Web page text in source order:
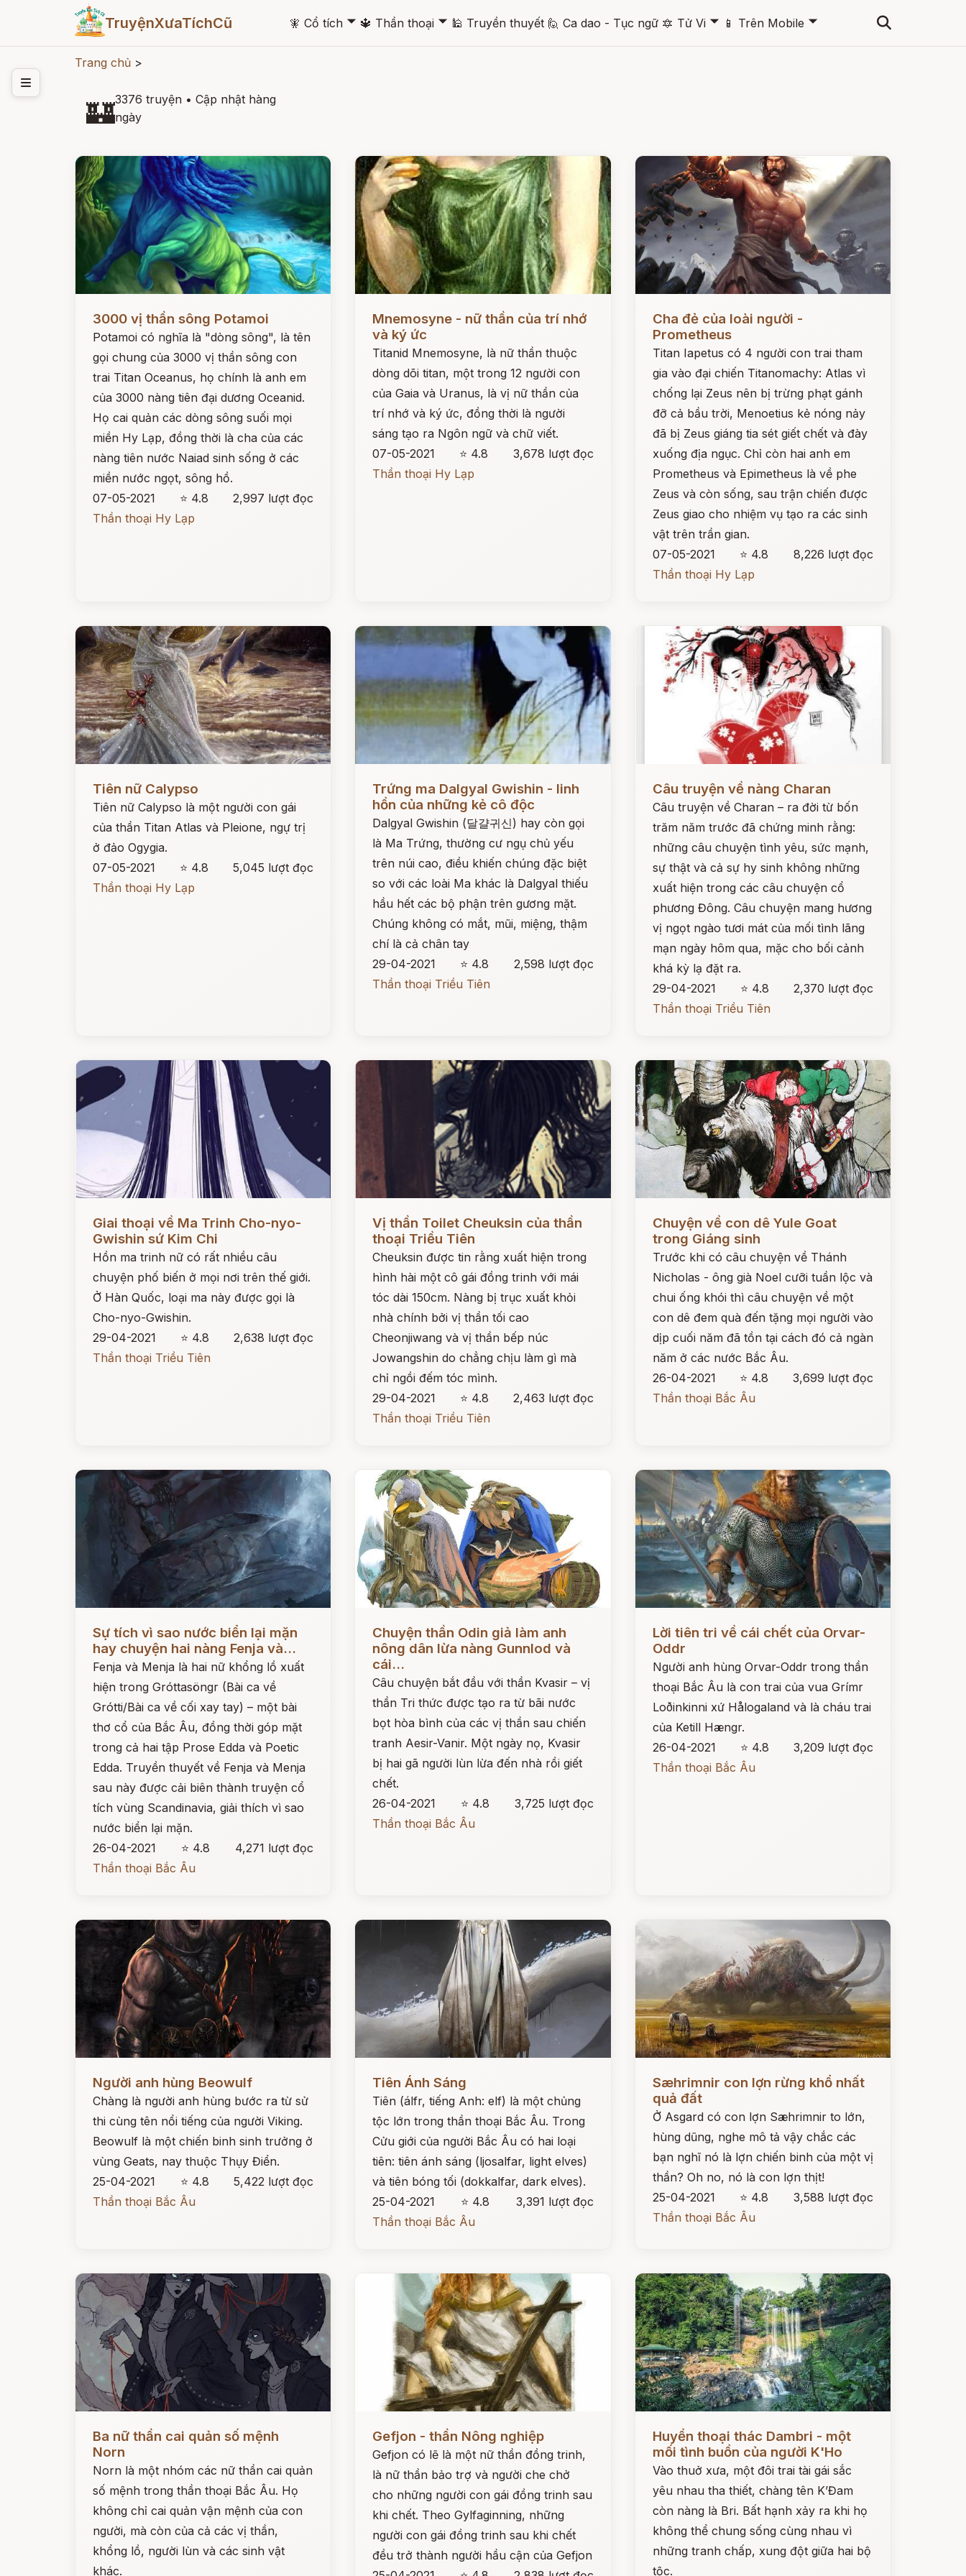
TruyệnXưaTíchCũ 🧚 Cổ tích 🞃 🔱 Thần thoại 🞃 🕌 Truyền thuyết 🙋 Ca dao - Tục ngữ 🔯 Tử Vi 🞃 📱 Trên Mobile 🞃
Trang chủ >
🏰3376 truyện • Cập nhật hàng
ngày
3000 vị thần sông Potamoi
Potamoi có nghĩa là "dòng sông", là tên
gọi chung của 3000 vị thần sông con
trai Titan Oceanus, họ chính là anh em
của 3000 nàng tiên đại dương Oceanid.
Họ cai quản các dòng sông suối mọi
miền Hy Lạp, đồng thời là cha của các
nàng tiên nước Naiad sinh sống ở các
miền nước ngọt, sông hồ.
07-05-2021
⭐ 4.8
2,997 lượt đọc
Thần thoại Hy Lạp
Mnemosyne - nữ thần của trí nhớ
và ký ức
Titanid Mnemosyne, là nữ thần thuộc
dòng dõi titan, một trong 12 người con
của Gaia và Uranus, là vị nữ thần của
trí nhớ và ký ức, đồng thời là người
sáng tạo ra Ngôn ngữ và chữ viết.
07-05-2021
⭐ 4.8
3,678 lượt đọc
Thần thoại Hy Lạp
Cha đẻ của loài người -
Prometheus
Titan Iapetus có 4 người con trai tham
gia vào đại chiến Titanomachy: Atlas vì
chống lại Zeus nên bị trừng phạt gánh
đỡ cả bầu trời, Menoetius kẻ nóng nảy
đã bị Zeus giáng tia sét giết chết và đày
xuống địa ngục. Chỉ còn hai anh em
Prometheus và Epimetheus là về phe
Zeus và còn sống, sau trận chiến được
Zeus giao cho nhiệm vụ tạo ra các sinh
vật trên trần gian.
07-05-2021
⭐ 4.8
8,226 lượt đọc
Thần thoại Hy Lạp
Tiên nữ Calypso
Tiên nữ Calypso là một người con gái
của thần Titan Atlas và Pleione, ngự trị
ở đảo Ogygia.
07-05-2021
⭐ 4.8
5,045 lượt đọc
Thần thoại Hy Lạp
Trứng ma Dalgyal Gwishin - linh
hồn của những kẻ cô độc
Dalgyal Gwishin (달걀귀신) hay còn gọi
là Ma Trứng, thường cư ngụ chủ yếu
trên núi cao, điều khiến chúng đặc biệt
so với các loài Ma khác là Dalgyal thiếu
hầu hết các bộ phận trên gương mặt.
Chúng không có mắt, mũi, miệng, thậm
chí là cả chân tay
29-04-2021
⭐ 4.8
2,598 lượt đọc
Thần thoại Triều Tiên
Câu truyện về nàng Charan
Câu truyện về Charan – ra đời từ bốn
trăm năm trước đã chứng minh rằng:
những câu chuyện tình yêu, sức mạnh,
sự thật và cả sự hy sinh không những
xuất hiện trong các câu chuyện cổ
phương Đông. Câu chuyện mang hương
vị ngọt ngào tươi mát của mối tình lãng
mạn ngày hôm qua, mặc cho bối cảnh
khá kỳ lạ đặt ra.
29-04-2021
⭐ 4.8
2,370 lượt đọc
Thần thoại Triều Tiên
Giai thoại về Ma Trinh Cho-nyo-
Gwishin sứ Kim Chi
Hồn ma trinh nữ có rất nhiều câu
chuyện phố biến ở mọi nơi trên thế giới.
Ở Hàn Quốc, loại ma này được gọi là
Cho-nyo-Gwishin.
29-04-2021
⭐ 4.8
2,638 lượt đọc
Thần thoại Triều Tiên
Đọc ngay
Vị thần Toilet Cheuksin của thần
thoại Triều Tiên
Cheuksin được tin rằng xuất hiện trong
hình hài một cô gái đồng trinh với mái
tóc dài 150cm. Nàng bị trục xuất khỏi
nhà chính bởi vị thần tối cao
Cheonjiwang và vị thần bếp núc
Jowangshin do chẳng chịu làm gì mà
chỉ ngồi đếm tóc mình.
29-04-2021
⭐ 4.8
2,463 lượt đọc
Thần thoại Triều Tiên
Chuyện về con dê Yule Goat
trong Giáng sinh
Trước khi có câu chuyện về Thánh
Nicholas - ông già Noel cưỡi tuần lộc và
chui ống khói thì câu chuyện về một
con dê đem quà đến tặng mọi người vào
dịp cuối năm đã tồn tại cách đó cả ngàn
năm ở các nước Bắc Âu.
26-04-2021
⭐ 4.8
3,699 lượt đọc
Thần thoại Bắc Âu
Sự tích vì sao nước biển lại mặn
hay chuyện hai nàng Fenja và...
Fenja và Menja là hai nữ khổng lồ xuất
hiện trong Gróttasöngr (Bài ca về
Grótti/Bài ca về cối xay tay) – một bài
thơ cổ của Bắc Âu, đồng thời góp mặt
trong cả hai tập Prose Edda và Poetic
Edda. Truyền thuyết về Fenja và Menja
sau này được cải biên thành truyện cổ
tích vùng Scandinavia, giải thích vì sao
nước biển lại mặn.
26-04-2021
⭐ 4.8
4,271 lượt đọc
Thần thoại Bắc Âu
Chuyện thần Odin giả làm anh
nông dân lừa nàng Gunnlod và
cái...
Câu chuyện bắt đầu với thần Kvasir – vị
thần Tri thức được tạo ra từ bãi nước
bọt hòa bình của các vị thần sau chiến
tranh Aesir-Vanir. Một ngày nọ, Kvasir
bị hai gã người lùn lừa đến nhà rồi giết
chết.
26-04-2021
⭐ 4.8
3,725 lượt đọc
Thần thoại Bắc Âu
Lời tiên tri về cái chết của Orvar-
Oddr
Người anh hùng Orvar-Oddr trong thần
thoại Bắc Âu là con trai của vua Grímr
Loðinkinni xứ Hålogaland và là cháu trai
của Ketill Hængr.
26-04-2021
⭐ 4.8
3,209 lượt đọc
Thần thoại Bắc Âu
Người anh hùng Beowulf
Chàng là người anh hùng bước ra từ sử
thi cùng tên nổi tiếng của người Viking.
Beowulf là một chiến binh sinh trưởng ở
vùng Geats, nay thuộc Thụy Điển.
25-04-2021
⭐ 4.8
5,422 lượt đọc
Thần thoại Bắc Âu
Tiên Ánh Sáng
Tiên (álfr, tiếng Anh: elf) là một chủng
tộc lớn trong thần thoại Bắc Âu. Trong
Cửu giới của người Bắc Âu có hai loại
tiên: tiên ánh sáng (ljosalfar, light elves)
và tiên bóng tối (dokkalfar, dark elves).
25-04-2021
⭐ 4.8
3,391 lượt đọc
Thần thoại Bắc Âu
Sæhrimnir con lợn rừng khổ nhất
quả đất
Ở Asgard có con lợn Sæhrimnir to lớn,
hùng dũng, nghe mô tả vậy chắc các
bạn nghĩ nó là lợn chiến binh của một vị
thần? Oh no, nó là con lợn thịt!
25-04-2021
⭐ 4.8
3,588 lượt đọc
Thần thoại Bắc Âu
Ba nữ thần cai quản số mệnh
Norn
Norn là một nhóm các nữ thần cai quản
số mệnh trong thần thoại Bắc Âu. Họ
không chỉ cai quản vận mệnh của con
người, mà còn của cả các vị thần,
khổng lồ, người lùn và các sinh vật
khác.
Gefjon - thần Nông nghiệp
Gefjon có lẽ là một nữ thần đồng trinh,
là nữ thần bảo trợ và người che chở
cho những người con gái đồng trinh sau
khi chết. Theo Gylfaginning, những
người con gái đồng trinh sau khi chết
đều trở thành người hầu cận của Gefjon
Đọc ngay
Huyền thoại thác Dambri - một
mối tình buồn của người K'Ho
Vào thuở xưa, một đôi trai tài gái sắc
yêu nhau tha thiết, chàng tên K’Đam
còn nàng là Bri. Bất hạnh xảy ra khi họ
không thể chung sống cùng nhau vì
những tranh chấp, xung đột giữa hai bộ
tộc.